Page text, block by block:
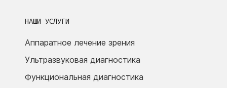
НАШИ УСЛУГИ
Аппаратное лечение зрения
Ультразвуковая диагностика
Функциональная диагностика